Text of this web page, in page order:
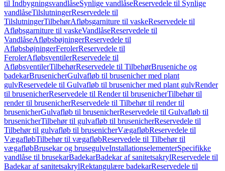
til IndbygningsvandlåseSynlige vandlåseReservedele til Synlige
vandlåseTilslutningerReservedele til
TilslutningerTilbehørAfløbsgarniture til vaskeReservedele til
Afløbsgarniture til vaskeVandlåseReservedele til
VandlåseAfløbsbøjningerReservedele til
AfløbsbøjningerFerolerReservedele til
FerolerAfløbsventilerReservedele til
AfløbsventilerTilbehørReservedele til TilbehørBruseniche og
badekarBrusenicherGulvafløb til brusenicher med plant
gulvReservedele til Gulvafløb til brusenicher med plant gulvRender
til brusenicherReservedele til Render til brusenicherTilbehør til
render til brusenicherReservedele til Tilbehør til render til
brusenicherGulvafløb til brusenicherReservedele til Gulvafløb til
brusenicherTilbehør til gulvafløb til brusenicherReservedele til
Tilbehør til gulvafløb til brusenicherVægafløbReservedele til
VægafløbTilbehør til vægafløbReservedele til Tilbehør til
vægafløbBrusekar og brusegulveInstallationselementerSpecifikke
vandlåse til brusekarBadekarBadekar af sanitetsakrylReservedele til
Badekar af sanitetsakrylRektangulære badekarReservedele til